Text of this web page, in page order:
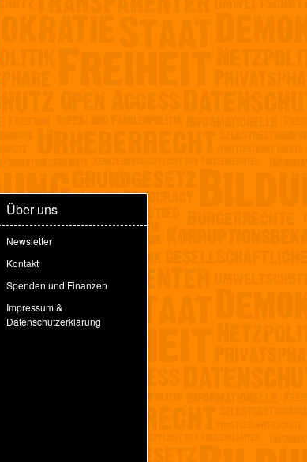
Über uns
Newsletter
Kontakt
Spenden und Finanzen
Impressum &
Datenschutzerklärung